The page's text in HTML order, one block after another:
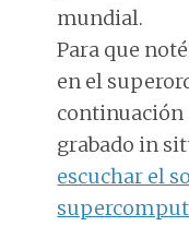
mundial.
Para que
en el
continuación
grabado in
escuchar el